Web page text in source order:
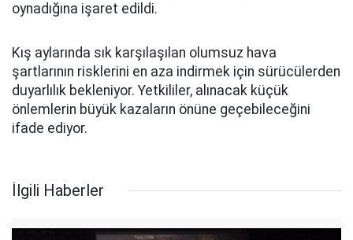
oynadığına işaret edildi.
Kış aylarında sık karşılaşılan olumsuz hava
şartlarının risklerini en aza indirmek için sürücülerden
duyarlılık bekleniyor. Yetkililer, alınacak küçük
önlemlerin büyük kazaların önüne geçebileceğini
ifade ediyor.
İlgili Haberler